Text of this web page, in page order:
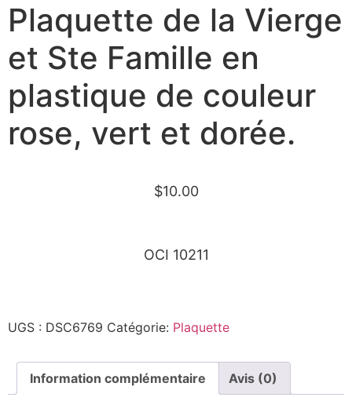
Plaquette de la Vierge
et Ste Famille en
plastique de couleur
rose, vert et dorée.
$10.00
OCI 10211
UGS : DSC6769 Catégorie: Plaquette
Information complémentaire Avis (0)